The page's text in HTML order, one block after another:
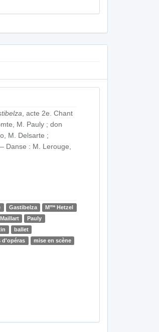
, acte 2e. Chant
M. Pauly ; don
M. Delsarte ;
Danse : M. Lerouge,
Gastibelza Mme Hetzel
Pauly
ballet
d'opéras
mise en scène